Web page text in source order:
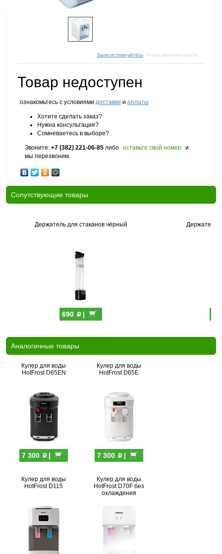
Зарегистрируйтесь , чтобы проголосовать
Товар недоступен
ознакомьтесь с условиями доставки и оплаты
Хотите сделать заказ?
Нужна консультация?
Сомневаетесь в выборе?
Звоните: +7 (382) 221-06-85 либо оставьте свой номер и
мы перезвоним.
Cопутствующие товары
Держатель для стаканов чёрный
690 p|
Держатель
Аналогичные товары
Кулер для воды
HotFrost D65EN
7 300 p|
Кулер для воды
HotFrost D65E
7 300 p|
Кулер для воды
HotFrost D115
Кулер для воды
HotFrost D70F без
охлаждения